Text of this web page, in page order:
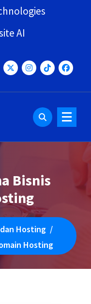
AI
Bisnis
Hosting /
Hosting